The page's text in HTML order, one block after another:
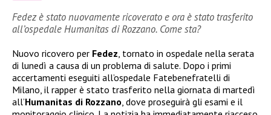
Fedez è stato nuovamente ricoverato e ora è stato trasferito
all’ospedale Humanitas di Rozzano. Come sta?
Nuovo ricovero per Fedez, tornato in ospedale nella serata
di lunedì a causa di un problema di salute. Dopo i primi
accertamenti eseguiti all’ospedale Fatebenefratelli di
Milano, il rapper è stato trasferito nella giornata di martedì
all’Humanitas di Rozzano, dove proseguirà gli esami e il